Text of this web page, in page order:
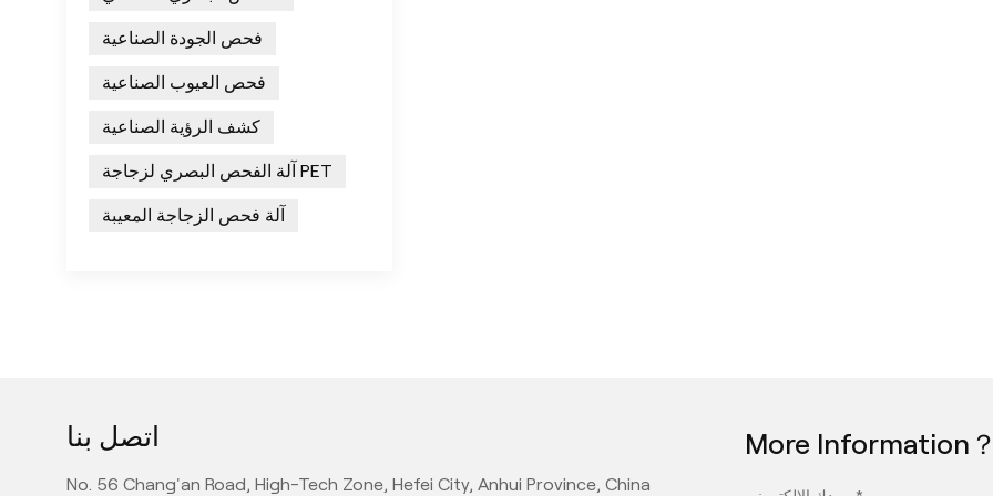
فحص الجودة الصناعية
فحص العيوب الصناعية
كشف الرؤية الصناعية
آلة الفحص البصري لزجاجة PET
آلة فحص الزجاجة المعيبة
اتصل بنا
No. 56 Chang'an Road, High-Tech Zone, Hefei City, Anhui Province, China
More Information